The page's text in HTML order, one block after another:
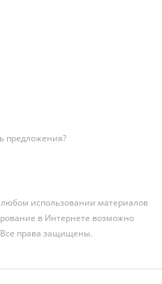
предложения?
использовании материалов
в Интернете возможно
права защищены.